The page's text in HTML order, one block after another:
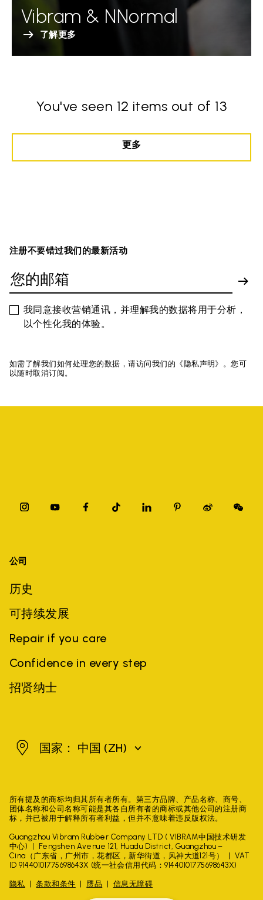
Vibram & NNormal
了解更多
You've seen 12 items out of 13
更多
注册不要错过我们的最新活动
我同意接收营销通讯，并理解我的数据将用于分析，
以个性化我的体验。
如需了解我们如何处理您的数据，请访问我们的《隐私声明》。您可
以随时取消订阅。
公司
历史
可持续发展
Repair if you care
Confidence in every step
招贤纳士
中国 国家： 中国 (ZH)
所有提及的商标均归其所有者所有。第三方品牌、产品名称、商号、
团体名称和公司名称可能是其各自所有者的商标或其他公司的注册商
标，并已被用于解释所有者利益，但并不意味着违反版权法。
Guangzhou Vibram Rubber Company LTD ( VIBRAM中国技术研发
中心)
Fengshen Avenue 121, Huadu District, Guangzhou –
Cina（广东省，广州市，花都区，新华街道，风神大道121号）
VAT
ID 91440101775698643X (统一社会信用代码：91440101775698643X)
隐私 条款和条件 赝品 信息无障碍